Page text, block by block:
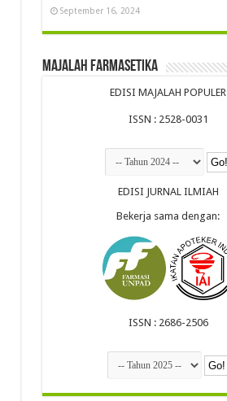
September 16, 2024
Majalah Farmasetika
EDISI MAJALAH POPULER
ISSN : 2528-0031
EDISI JURNAL ILMIAH
Bekerja sama dengan:
ISSN : 2686-2506